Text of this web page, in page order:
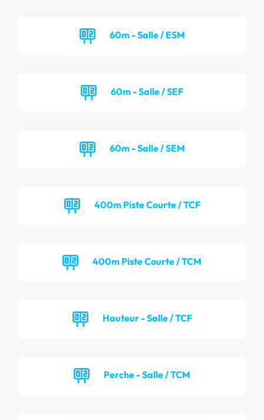
60m - Salle / ESM
60m - Salle / SEF
60m - Salle / SEM
400m Piste Courte / TCF
400m Piste Courte / TCM
Hauteur - Salle / TCF
Perche - Salle / TCM